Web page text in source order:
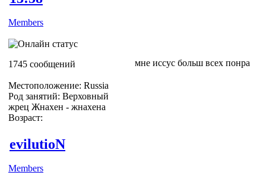
Members
1745 сообщений
Местоположение: Russia
Род занятий: Верховный
жрец Жнахен - жнахена
Возраст:
мне иссус больш всех понра
evilutioN
Members